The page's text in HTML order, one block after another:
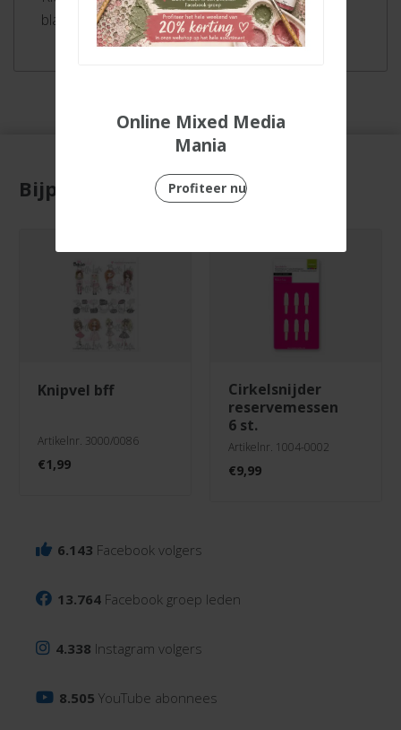
blauw
Bijpassende producten
knipvel bff
Artikelnr. 3000/0086
€1,99
cirkelsnijder
reservemessen
6 st.
Artikelnr. 1004-0002
€9,99
6.143 Facebook volgers
13.764 Facebook groep leden
4.338 Instagram volgers
8.505 YouTube abonnees
Online Mixed Media
Mania
Profiteer nu